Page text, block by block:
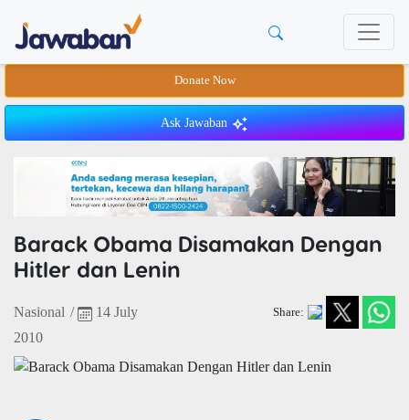
Donate Now
Ask Jawaban
Barack Obama Disamakan Dengan
Hitler dan Lenin
Nasional /
14 July
2010
Share: